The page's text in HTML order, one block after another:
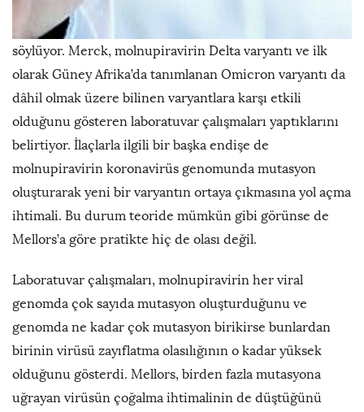
söylüyor. Merck, molnupiravirin Delta varyantı ve ilk
olarak Güney Afrika’da tanımlanan Omicron varyantı da
dâhil olmak üzere bilinen varyantlara karşı etkili
olduğunu gösteren laboratuvar çalışmaları yaptıklarını
belirtiyor. İlaçlarla ilgili bir başka endişe de
molnupiravirin koronavirüs genomunda mutasyon
oluşturarak yeni bir varyantın ortaya çıkmasına yol açma
ihtimali. Bu durum teoride mümkün gibi görünse de
Mellors’a göre pratikte hiç de olası değil.
Laboratuvar çalışmaları, molnupiravirin her viral
genomda çok sayıda mutasyon oluşturduğunu ve
genomda ne kadar çok mutasyon birikirse bunlardan
birinin virüsü zayıflatma olasılığının o kadar yüksek
olduğunu gösterdi. Mellors, birden fazla mutasyona
uğrayan virüsün çoğalma ihtimalinin de düştüğünü